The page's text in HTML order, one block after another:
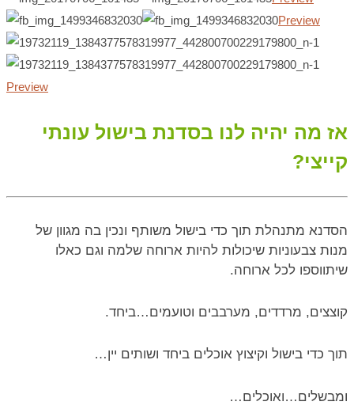
Preview
Preview
אז מה יהיה לנו בסדנת בישול עונתי
קייצי?
הסדנא מתנהלת תוך כדי בישול משותף ונכין בה מגוון של
מנות צבעוניות שיכולות להיות ארוחה שלמה וגם כאלו
שיתווספו לכל ארוחה.
קוצצים, מרדדים, מערבבים וטועמים…ביחד.
תוך כדי בישול וקיצוץ אוכלים ביחד ושותים יין…
ומבשלים…ואוכלים…